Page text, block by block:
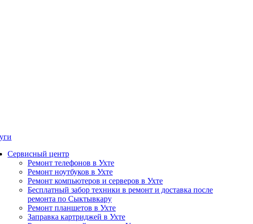
Сервисный центр
Ремонт телефонов в Ухте
Ремонт ноутбуков в Ухте
Ремонт компьютеров и серверов в Ухте
Бесплатный забор техники в ремонт и доставка после
ремонта по Сыктывкару
Ремонт планшетов в Ухте
Заправка картриджей в Ухте